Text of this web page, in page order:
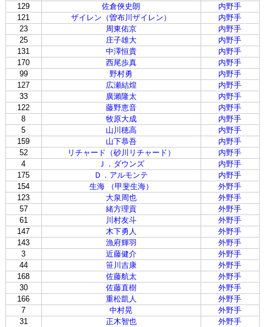
129
佐倉俠史朗
内野手
121
ザイレン（曽布川ザイレン）
内野手
23
周東佑京
内野手
25
庄子雄大
内野手
131
中澤恒貴
内野手
170
西尾歩真
内野手
99
野村勇
内野手
127
広瀬結煌
内野手
33
廣瀨隆太
内野手
122
藤野恵音
内野手
8
牧原大成
内野手
5
山川穂高
内野手
159
山下恭吾
内野手
52
リチャード（砂川リチャード）
内野手
4
Ｊ．ダウンズ
内野手
175
Ｄ．アルモンテ
内野手
154
生海 （甲斐生海）
外野手
123
大泉周也
外野手
57
緒方理貢
外野手
61
川村友斗
外野手
147
木下勇人
外野手
143
漁府輝羽
外野手
3
近藤健介
外野手
44
笹川吉康
外野手
168
佐藤航太
外野手
30
佐藤直樹
外野手
166
重松凱人
外野手
7
中村晃
外野手
31
正木智也
外野手